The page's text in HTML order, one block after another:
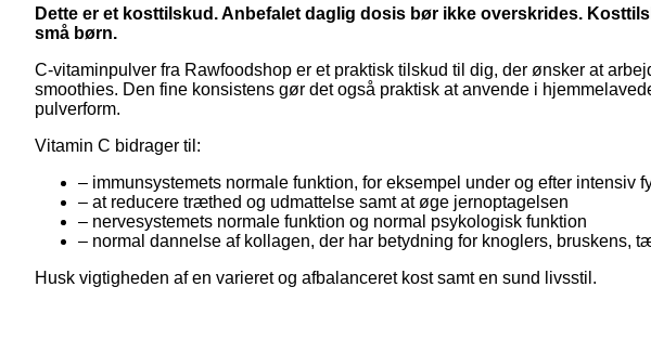
Dette er et kosttilskud. Anbefalet daglig dosis bør ikke overskrides.
små børn.
C-vitaminpulver fra Rawfoodshop er et praktisk tilskud til dig, der ønsker at
smoothies. Den fine konsistens gør det også praktisk at anvende i
pulverform.
Vitamin C bidrager til:
– immunsystemets normale funktion, for eksempel under og efter intensiv
– at reducere træthed og udmattelse samt at øge jernoptagelsen
– nervesystemets normale funktion og normal psykologisk funktion
– normal dannelse af kollagen, der har betydning for knoglers, bruskens,
Husk vigtigheden af en varieret og afbalanceret kost samt en sund livsstil.